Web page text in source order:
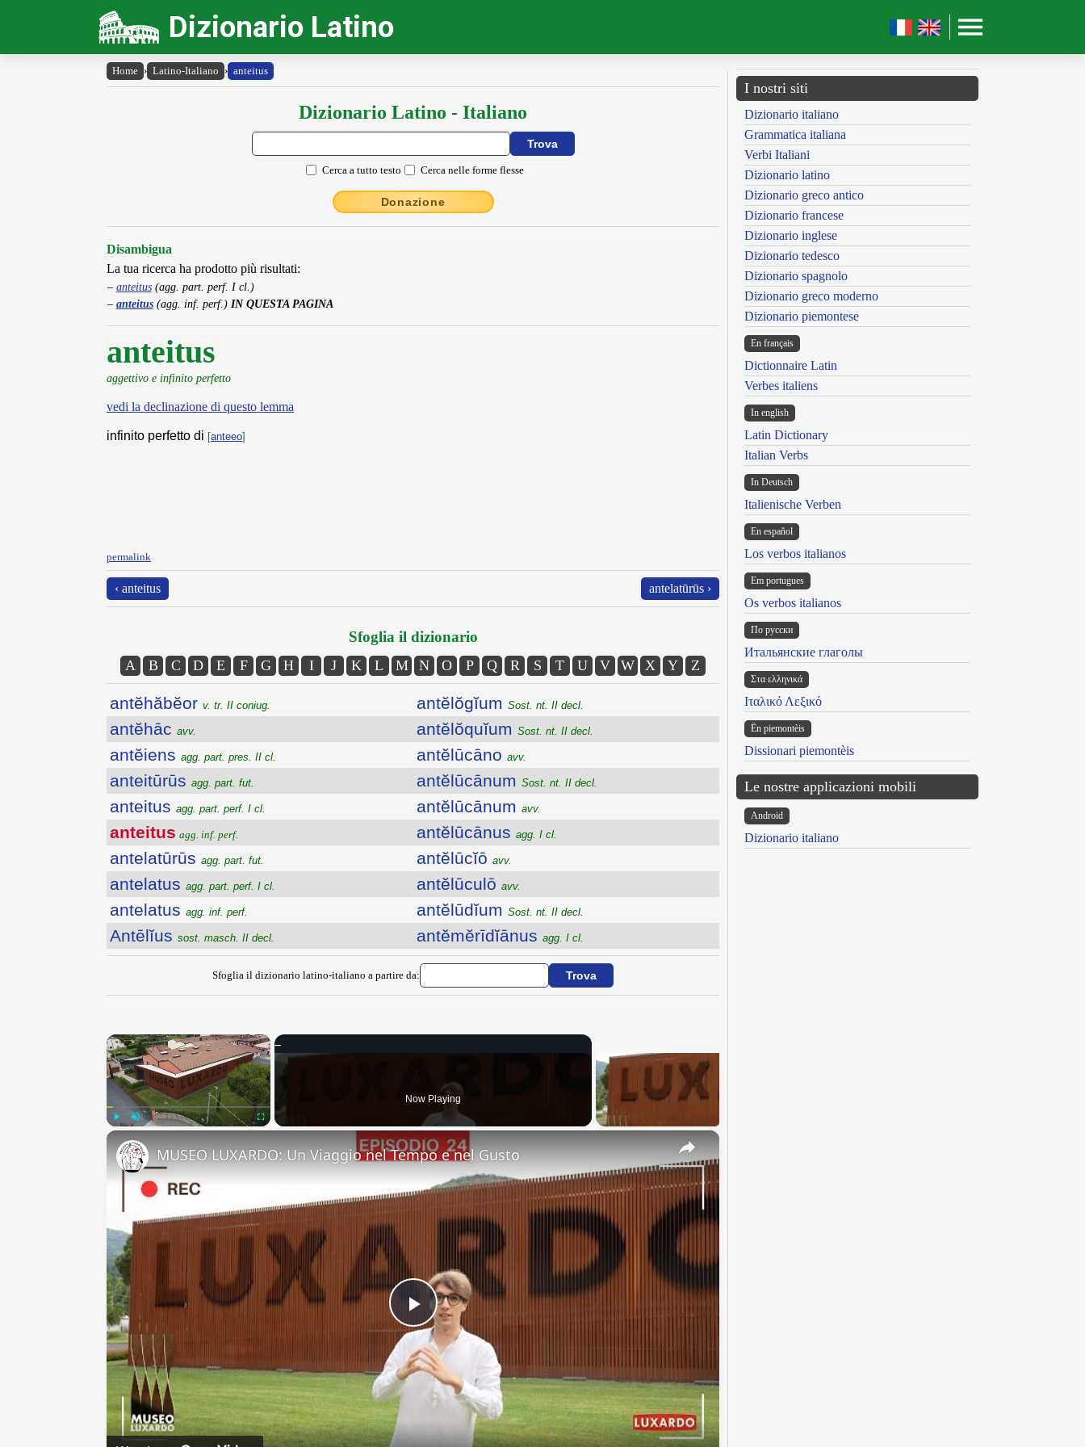
Dizionario Latino
Home › Latino-Italiano › anteitus
Dizionario Latino - Italiano
Cerca a tutto testo Cerca nelle forme flesse
Donazione
Disambigua
La tua ricerca ha prodotto più risultati:
anteitus(agg. part. perf. I cl.)
anteitus(agg. inf. perf.) IN QUESTA PAGINA
anteitus
aggettivo e infinito perfetto
vedi la declinazione di questo lemma
infinito perfetto di [anteeo]
permalink
‹ anteitus antelatūrūs ›
Sfoglia il dizionario
A B C D E F G H I J K L M N O P Q R S T U V W X Y Z
antĕhăbĕor v. tr. II coniug.
antĕhāc avv.
antĕiens agg. part. pres. II cl.
anteitūrūs agg. part. fut.
anteitus agg. part. perf. I cl.
anteitus agg. inf. perf.
antelatūrūs agg. part. fut.
antelatus agg. part. perf. I cl.
antelatus agg. inf. perf.
Antēlĭus sost. masch. II decl.
antĕlŏgĭum Sost. nt. II decl.
antĕlŏquĭum Sost. nt. II decl.
antĕlūcāno avv.
antĕlūcānum Sost. nt. II decl.
antĕlūcānum avv.
antĕlūcānus agg. I cl.
antĕlūcĭō avv.
antĕlūculō avv.
antĕlūdĭum Sost. nt. II decl.
antĕmĕrīdĭānus agg. I cl.
Sfoglia il dizionario latino-italiano a partire da:
×
Now Playing
×
Play
Video
MUSEO LUXARDO: Un Viaggio nel Tempo e nel Gusto
I nostri siti
Dizionario italiano
Grammatica italiana
Verbi Italiani
Dizionario latino
Dizionario greco antico
Dizionario francese
Dizionario inglese
Dizionario tedesco
Dizionario spagnolo
Dizionario greco moderno
Dizionario piemontese
En français
Dictionnaire Latin
Verbes italiens
In english
Latin Dictionary
Italian Verbs
In Deutsch
Italienische Verben
En español
Los verbos italianos
Em portugues
Os verbos italianos
По русски
Итальянские глаголы
Στα ελληνικά
Ιταλικό Λεξικό
Ën piemontèis
Dissionari piemontèis
Le nostre applicazioni mobili
Android
Dizionario italiano